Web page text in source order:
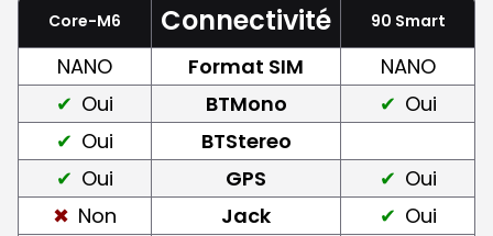
Core-M6 Connectivité 90 Smart
NANO Format SIM
NANO
Oui
BTMono
Oui
Oui
BTStereo
Oui
GPS
Oui
Non
Jack
Oui